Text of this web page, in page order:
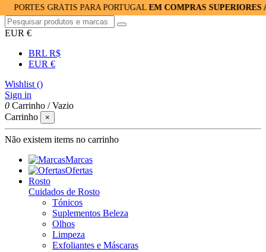
GRÁTIS PARA PORTUGALEM COMPRAS SUPERIORES A 40€|
EUR €
BRL R$
EUR €
Wishlist ()
Sign in
0 Carrinho /Vazio
Carrinho
×
Não existem items no carrinho
Marcas
Ofertas
Rosto
Cuidados de Rosto
Tónicos
Suplementos Beleza
Olhos
Limpeza
Exfoliantes e Máscaras